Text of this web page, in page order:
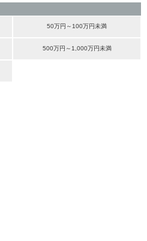
50万円～100万円未満
500万円～1,000万円未満